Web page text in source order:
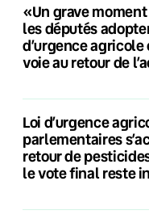
«Un grave
les députés
d’urgence
voie au retour de
Loi d’urgence
parlementaires
retour de
le vote final reste